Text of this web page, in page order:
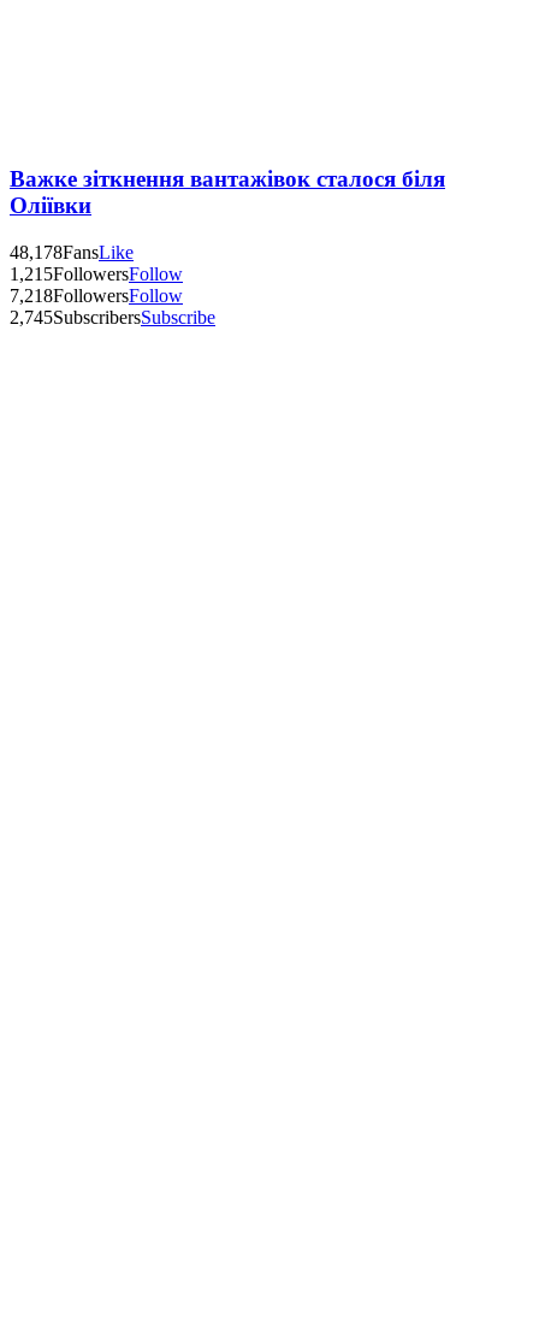
Важке зіткнення вантажівок сталося біля
Оліївки
48,178FansLike
1,215FollowersFollow
7,218FollowersFollow
2,745SubscribersSubscribe